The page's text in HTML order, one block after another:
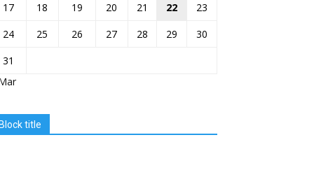
17
18 19 20 21 22
23
24
25 26 27 28 29
30
31
title